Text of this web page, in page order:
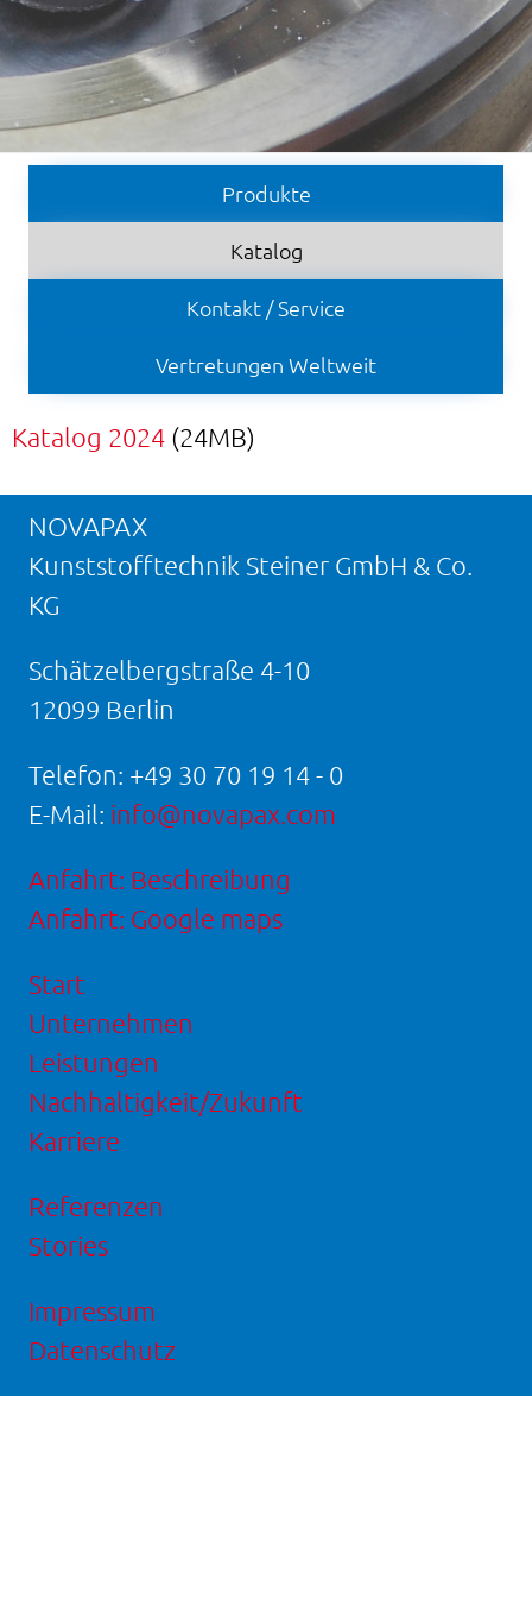
Produkte
Katalog
Kontakt / Service
Vertretungen Weltweit
Katalog 2024 (24MB)
NOVAPAX
Kunststofftechnik Steiner GmbH & Co.
KG
Schätzelbergstraße 4-10
12099 Berlin
Telefon: +49 30 70 19 14 - 0
E-Mail: info@novapax.com
Anfahrt: Beschreibung
Anfahrt: Google maps
Start
Unternehmen
Leistungen
Nachhaltigkeit/Zukunft
Karriere
Referenzen
Stories
Impressum
Datenschutz